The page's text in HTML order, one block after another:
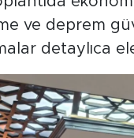
ve deprem
detaylıca ele